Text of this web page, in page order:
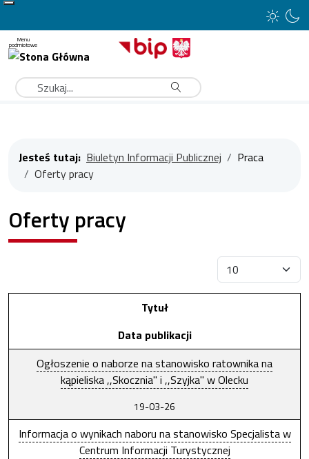
Jesteś tutaj: Biuletyn Informacji Publicznej
Praca
Oferty pracy
Oferty pracy
Pokaż #
Tytuł
Data publikacji
Ogłoszenie o naborze na stanowisko ratownika na
kąpieliska ,,Skocznia" i ,,Szyjka" w Olecku
19-03-26
Informacja o wynikach naboru na stanowisko Specjalista w
Centrum Informacji Turystycznej